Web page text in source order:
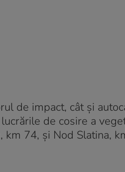
de impact, cât și
de cosire a
km 74, și Nod Slatina,